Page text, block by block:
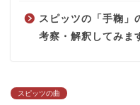
スピッツの「手鞠」
考察・解釈してみま
スピッツの曲